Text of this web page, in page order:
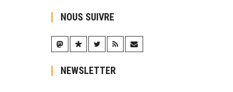
NOUS SUIVRE
NEWSLETTER